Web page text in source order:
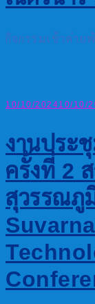
กิจกรรมเข้าค่า
10/10/202410/10/
งานประ
ครั้งที่ 2
สุวรรณภู